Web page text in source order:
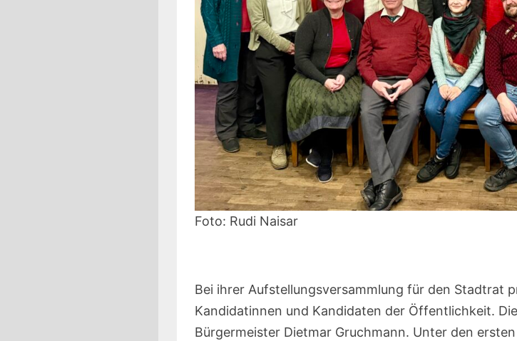
Foto: Rudi Naisar
Bei ihrer Aufstellungsversammlung für den Stadtrat
Kandidatinnen und Kandidaten der Öffentlichkeit.
Bürgermeister Dietmar Gruchmann. Unter den